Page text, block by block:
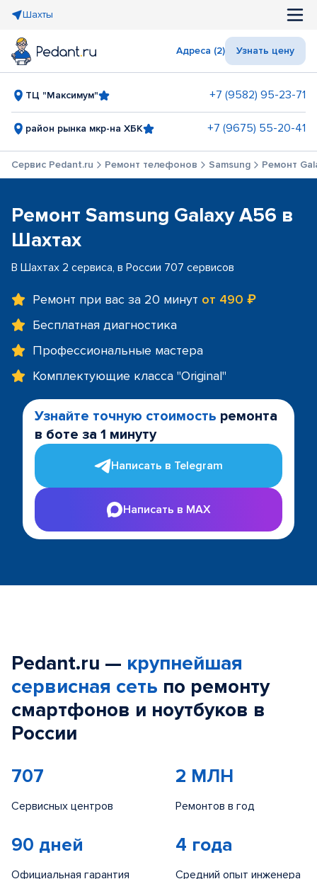
Шахты
Адреса (2) Узнать цену
ТЦ "Максимум" +7 (9582) 95-23-71
район рынка мкр-на ХБК +7 (9675) 55-20-41
Сервис Pedant.ru Ремонт телефонов Samsung Ремонт
Ремонт Samsung Galaxy A56 в
Шахтах
В Шахтах 2 сервиса, в России 707 сервисов
Ремонт при вас за 20 минут от 490 ₽
Бесплатная диагностика
Профессиональные мастера
Комплектующие класса "Original"
Узнайте точную стоимость ремонта
в боте за 1 минуту
Написать в Telegram
Написать в MAX
Pedant.ru — крупнейшая
сервисная сеть по ремонту
смартфонов и ноутбуков в
России
707
Сервисных центров
2 МЛН
Ремонтов в год
90 дней
Официальная гарантия
4 года
Средний опыт инженера